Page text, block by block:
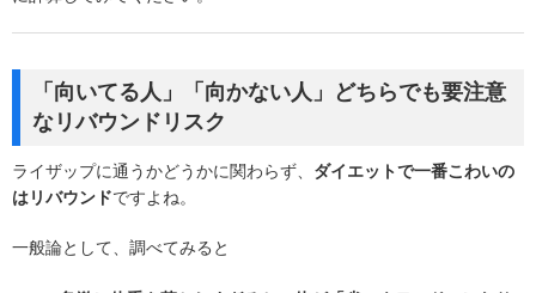
「向いてる人」「向かない人」どちらでも要注意
なリバウンドリスク
ライザップに通うかどうかに関わらず、 ダイエットで一番こわいの
はリバウンドですよね。
一般論として、調べてみると